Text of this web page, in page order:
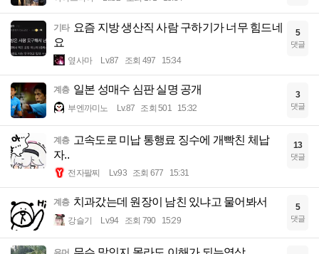
기타 요즘 지방 생산직 사람 구하기가 너무 힘드네
요
옆사마 Lv.87 조회 497 15:34
5
댓글
계층 일본 성매수 심판 실명 공개
부엔까미노 Lv.87 조회 501 15:32
3
댓글
계층 고속도로 미납 통행료 징수에 개빡친 체납
자..
전자팔찌 Lv.93 조회 677 15:31
13
댓글
계층 치과갔는데 원장이 남친 있냐고 물어봐서
강슬기 Lv.94 조회 790 15:29
5
댓글